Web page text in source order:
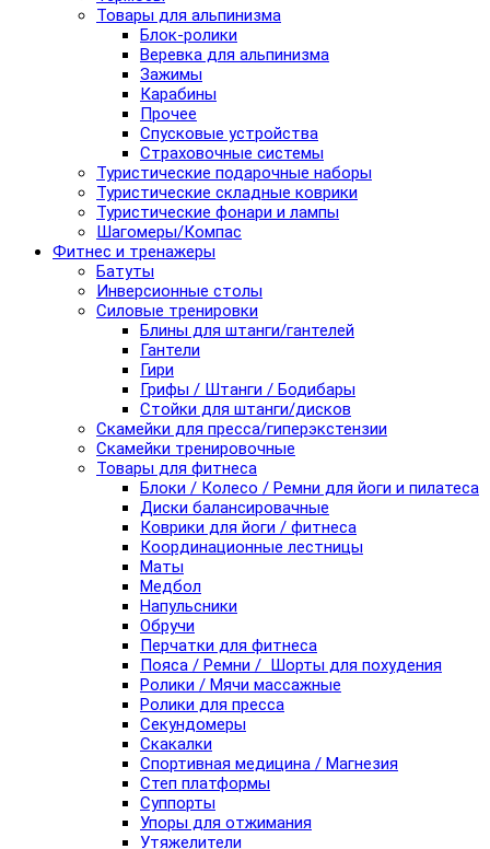
Товары для альпинизма
Блок-ролики
Веревка для альпинизма
Зажимы
Карабины
Прочее
Спусковые устройства
Страховочные системы
Туристические подарочные наборы
Туристические складные коврики
Туристические фонари и лампы
Шагомеры/Компас
Фитнес и тренажеры
Батуты
Инверсионные столы
Силовые тренировки
Блины для штанги/гантелей
Гантели
Гири
Грифы / Штанги / Бодибары
Стойки для штанги/дисков
Скамейки для пресса/гиперэкстензии
Скамейки тренировочные
Товары для фитнеса
Блоки / Колесо / Ремни для йоги и пилатеса
Диски балансировачные
Коврики для йоги / фитнеса
Координационные лестницы
Маты
Медбол
Напульсники
Обручи
Перчатки для фитнеса
Пояса / Ремни / Шорты для похудения
Ролики / Мячи массажные
Ролики для пресса
Секундомеры
Скакалки
Спортивная медицина / Магнезия
Степ платформы
Суппорты
Упоры для отжимания
Утяжелители